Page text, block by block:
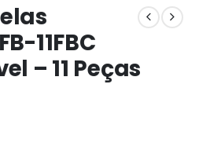
11FBC
– 11 Peças